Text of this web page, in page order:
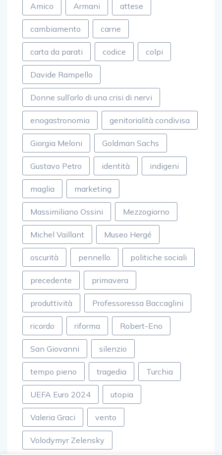
Amico Armani attese
cambiamento carne
carta da parati codice colpi
Davide Rampello
Donne sull’orlo di una crisi di nervi
enogastronomia genitorialità condivisa
Giorgia Meloni Goldman Sachs
Gustavo Petro identità indigeni
maglia marketing
Massimiliano Ossini Mezzogiorno
Michel Vaillant Museo Hergé
oscurità pennello politiche sociali
precedente primavera
produttività Professoressa Baccaglini
ricordo riforma Robert-Eno
San Giovanni silenzio
tempo pieno tragedia Turchia
UEFA Euro 2024 utopia
Valeria Graci vento
Volodymyr Zelensky